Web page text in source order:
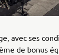
avec ses
de bonus